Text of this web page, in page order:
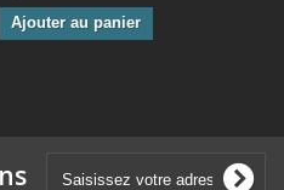
Ajouter au panier